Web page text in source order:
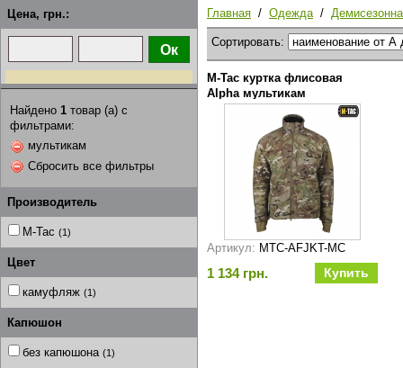
Цена, грн.:
Найдено 1 товар (а) с
фильтрами:
мультикам
Сбросить все фильтры
Производитель
M-Tac (1)
Цвет
камуфляж (1)
Капюшон
без капюшона (1)
Главная / Одежда/
Сортировать:
M-Tac куртка флисовая
Alpha мультикам
Артикул: MTC-AFJKT-MC
1 134 грн.